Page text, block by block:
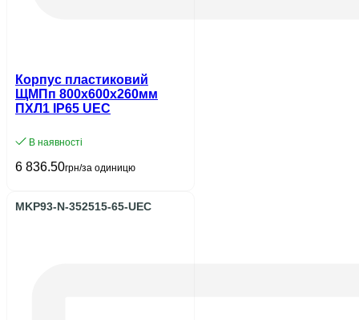
Корпус пластиковий
ЩМПп 800х600х260мм
ПХЛ1 IP65 UEC
В наявності
6 836.50грн/за одиницю
MKP93-N-352515-65-UEC